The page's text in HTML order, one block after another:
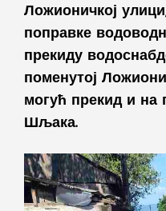
Ложионичкој
поправке
прекиду
поменутој
могућ прекид и на
Шљака.